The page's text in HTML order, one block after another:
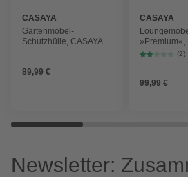
CASAYA
Gartenmöbel-
Schutzhülle, CASAYA
atmungsaktiv
89,99 €
CASAYA
»Premium«,
x 85 x 270 cm,
(2)
99,99 €
Newsletter: